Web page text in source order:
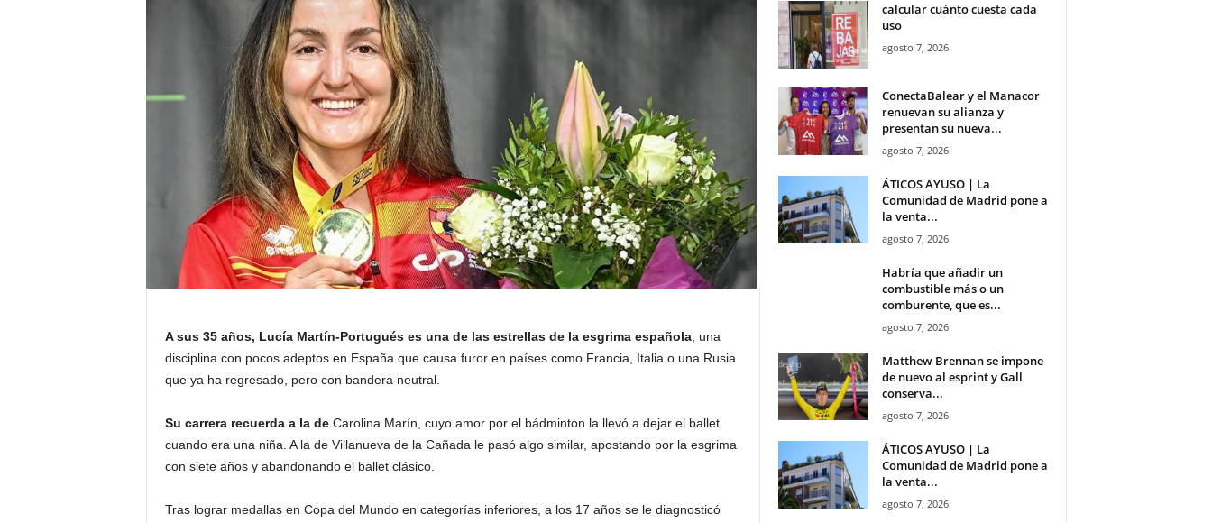
A sus 35 años, Lucía Martín-Portugués es una de las estrellas de la esgrima española, una
disciplina con pocos adeptos en España que causa furor en países como Francia, Italia o una Rusia
que ya ha regresado, pero con bandera neutral.
Su carrera recuerda a la de Carolina Marín, cuyo amor por el bádminton la llevó a dejar el ballet
cuando era una niña. A la de Villanueva de la Cañada le pasó algo similar, apostando por la esgrima
con siete años y abandonando el ballet clásico.
Tras lograr medallas en Copa del Mundo en categorías inferiores, a los 17 años se le diagnosticó
calcular cuánto cuesta cada
uso
agosto 7, 2026
ConectaBalear y el Manacor
renuevan su alianza y
presentan su nueva...
agosto 7, 2026
ÁTICOS AYUSO | La
Comunidad de Madrid pone a
la venta...
agosto 7, 2026
Habría que añadir un
combustible más o un
comburente, que es...
agosto 7, 2026
Matthew Brennan se impone
de nuevo al esprint y Gall
conserva...
agosto 7, 2026
ÁTICOS AYUSO | La
Comunidad de Madrid pone a
la venta...
agosto 7, 2026